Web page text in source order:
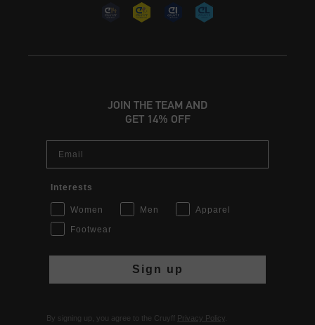
JOIN THE TEAM AND
GET 14% OFF
Interests
Women Men
Apparel
Footwear
Sign up
By signing up, you agree to the Cruyff Privacy Policy